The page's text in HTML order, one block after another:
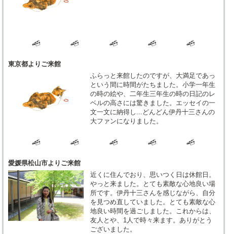
東京都よりご来館
ふらっと来館したのですが、大満足であっ
という間に時間がたちました。小学一年生
の時の絵や、二年生三年生の時の日記のレ
ベルの高さには驚きました。エッセイの一
文一文に納得し...どんどん伊丹十三さんの
大ファンになりました。
愛媛県松山市よりご来館
近くに住んでおり、思いつく日は休館日。
やっと来ました。とても素敵な心地良い場
所です。伊丹十三さんを感じながら、自分
を見つめ直していました。とても素敵な心
地良い時間を過ごしました。これからは、
友人とや、1人で時々来ます。ありがとう
ございました。